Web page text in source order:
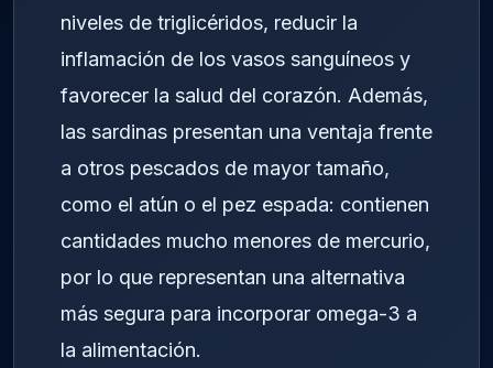
niveles de triglicéridos, reducir la
inflamación de los vasos sanguíneos y
favorecer la salud del corazón. Además,
las sardinas presentan una ventaja frente
a otros pescados de mayor tamaño,
como el atún o el pez espada: contienen
cantidades mucho menores de mercurio,
por lo que representan una alternativa
más segura para incorporar omega-3 a
la alimentación.